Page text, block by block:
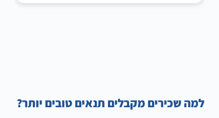
למה שכירים מקבלים תנאים טובים יותר?